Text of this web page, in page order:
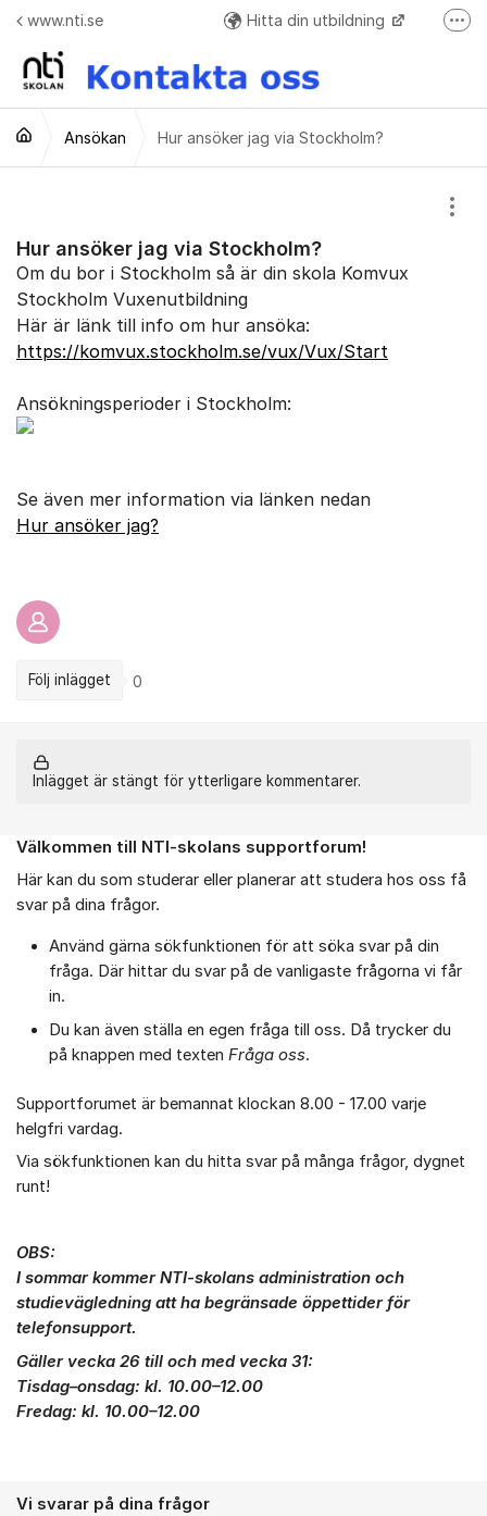
Hoppa till innehåll
www.nti.se Hitta din utbildning
Frågor o svar + Meddelande formulär när ej elev
Ansökan Hur ansöker jag via Stockholm?
Hur ansöker jag via Stockholm?
Om du bor i Stockholm så är din skola Komvux
Stockholm Vuxenutbildning
Här är länk till info om hur ansöka:
https://komvux.stockholm.se/vux/Vux/Start
Ansökningsperioder i Stockholm:
Se även mer information via länken nedan
Hur ansöker jag?
Följ inlägget 0
Inlägget är stängt för ytterligare kommentarer.
Om forumet
Välkommen till NTI-skolans supportforum!
Här kan du som studerar eller planerar att studera hos oss få
svar på dina frågor.
Använd gärna sökfunktionen för att söka svar på din
fråga. Där hittar du svar på de vanligaste frågorna vi får
in.
Du kan även ställa en egen fråga till oss. Då trycker du
på knappen med texten Fråga oss.
Supportforumet är bemannat klockan 8.00 - 17.00 varje
helgfri vardag.
Via sökfunktionen kan du hitta svar på många frågor, dygnet
runt!
OBS:
I sommar kommer NTI-skolans administration och
studievägledning att ha begränsade öppettider för
telefonsupport.
Gäller vecka 26 till och med vecka 31:
Tisdag–onsdag: kl. 10.00–12.00
Fredag: kl. 10.00–12.00
Vi svarar på dina frågor